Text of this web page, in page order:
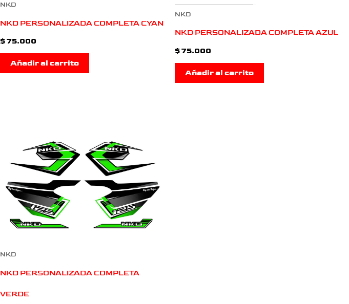
NKD
NKD PERSONALIZADA COMPLETA CYAN
$75.000
Añadir al carrito
NKD
NKD PERSONALIZADA COMPLETA AZUL
$75.000
Añadir al carrito
NKD
NKD PERSONALIZADA COMPLETA
VERDE